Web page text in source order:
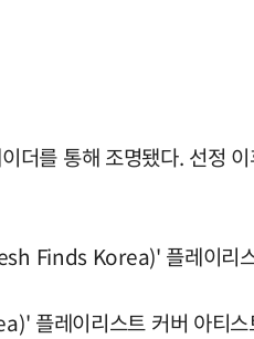
더를 통해 조명됐다. 선정
Finds Korea)' 플레이리
플레이리스트 커버 아